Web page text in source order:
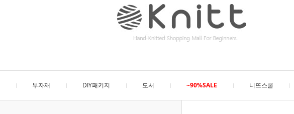
부자재 DIY패키지 도서 ~90%SALE 니뜨스쿨